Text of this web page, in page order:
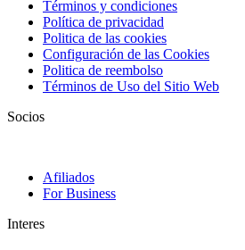
Términos y condiciones
Política de privacidad
Politica de las cookies
Configuración de las Cookies
Politica de reembolso
Términos de Uso del Sitio Web
Socios
Afiliados
For Business
Interes